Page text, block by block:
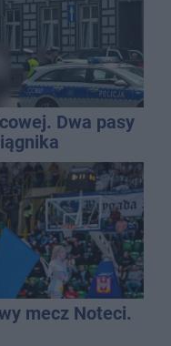
Dwa pasy
mecz Noteci.